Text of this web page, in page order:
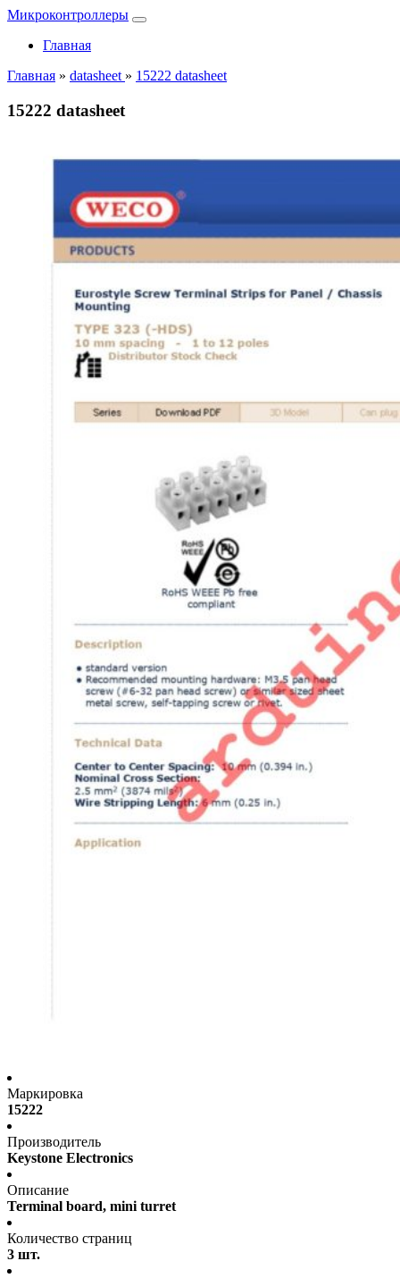
Микроконтроллеры
Главная
Главная » datasheet » 15222 datasheet
15222 datasheet
Маркировка
15222
Производитель
Keystone Electronics
Описание
Terminal board, mini turret
Количество страниц
3 шт.